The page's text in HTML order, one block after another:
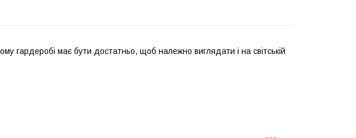
гардеробі має бути достатньо, щоб належно виглядати і на світській